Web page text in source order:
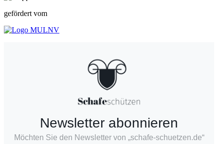
gefördert vom
Newsletter abonnieren
Möchten Sie den Newsletter von „schafe-schuetzen.de“